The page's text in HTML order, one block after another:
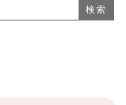
検索